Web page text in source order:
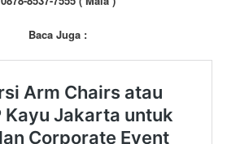
Baca Juga :